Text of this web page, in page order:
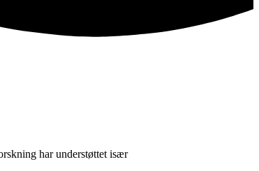
har understøttet især